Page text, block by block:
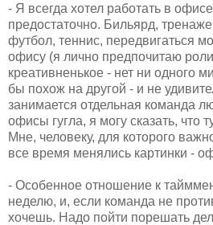
- Я всегда хотел работать в
предостаточно. Бильярд,
футбол, теннис, передвигаться
офису (я лично предпочитаю
креативненькое - нет ни одного
бы похож на другой - и не
занимается отдельная команда
офисы гугла, я могу сказать, что
Мне, человеку, для которого
все время менялись картинки -
- Особенное отношение к
неделю, и, если команда не
хочешь. Надо пойти порешать